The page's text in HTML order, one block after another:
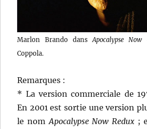
Marlon Brando dans Apocalypse Now
Coppola.
Remarques :
* La version commerciale de
En 2001 est sortie une version
le nom Apocalypse Now Redux ;